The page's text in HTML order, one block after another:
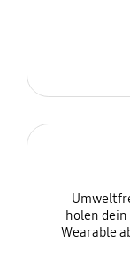
holen dein
Wearable